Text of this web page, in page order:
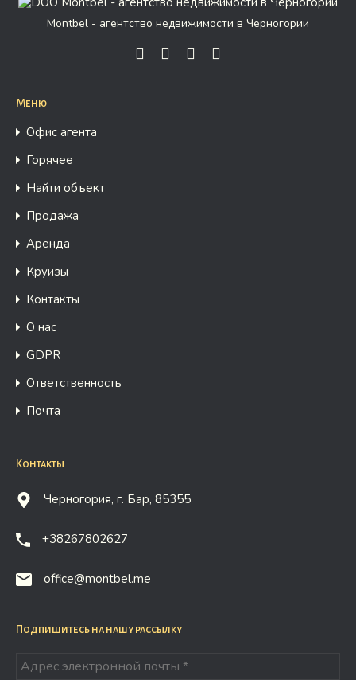
Montbel - агентство недвижимости в Черногории
Меню
Офис агента
Горячее
Найти объект
Продажа
Аренда
Круизы
Контакты
О нас
GDPR
Ответственность
Почта
Контакты
Черногория, г. Бар, 85355
+38267802627
office@montbel.me
Подпишитесь на нашу рассылку